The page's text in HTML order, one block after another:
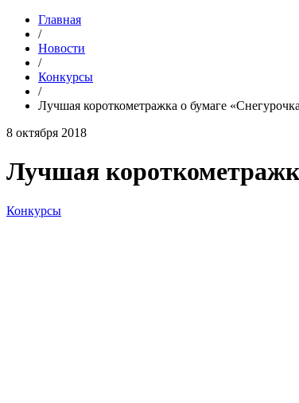
Главная
/
Новости
/
Конкурсы
/
Лучшая короткометражка о бумаге
8 октября 2018
Лучшая
Конкурсы